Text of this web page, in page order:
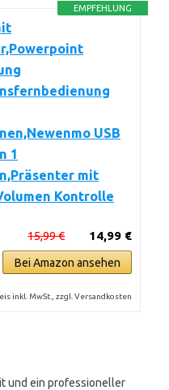
EMPFEHLUNG
USB
1
mit
Kontrolle
14,99 €
15,99 €
Bei Amazon ansehen
inkl. MwSt., zzgl. Versandkosten
und ein professioneller